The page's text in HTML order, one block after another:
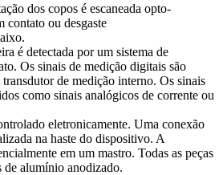
dos copos é escaneada opto-
contato ou desgaste
é detectada por um sistema de
Os sinais de medição digitais são
de medição interno. Os sinais
como sinais analógicos de corrente ou
eletronicamente. Uma conexão
na haste do dispositivo. A
em um mastro. Todas as peças
de alumínio anodizado.